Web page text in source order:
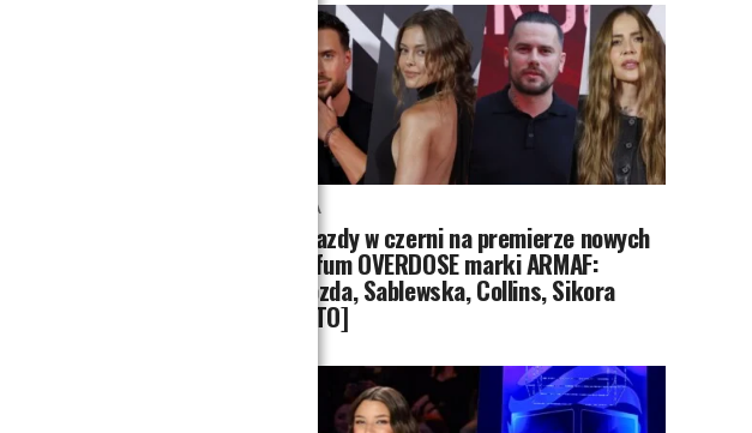
MODA
Gwiazdy w czerni na premierze nowych
perfum OVERDOSE marki ARMAF:
Opozda, Sablewska, Collins, Sikora
[FOTO]